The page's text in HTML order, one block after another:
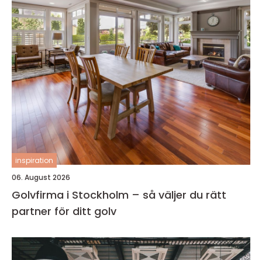
inspiration
06. August 2026
Golvfirma i Stockholm – så väljer du rätt
partner för ditt golv